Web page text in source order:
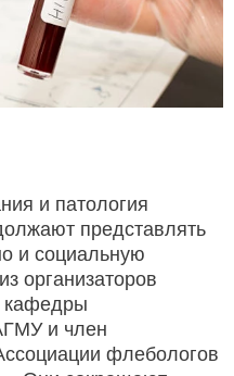
и патология
представлять
и социальную
организаторов
кафедры
и член
флебологов